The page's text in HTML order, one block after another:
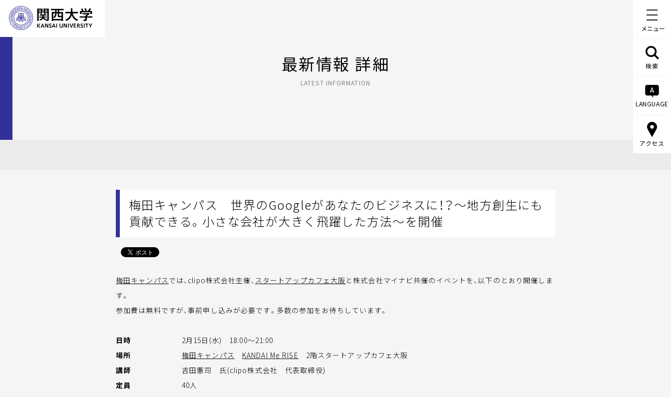
メニュー
検索
LANGUAGE
アクセス
最新情報 詳細
LATEST INFORMATION
梅田キャンパス 世界のGoogleがあなたのビジネスに！？～地方創生にも
貢献できる。小さな会社が大きく飛躍した方法～を開催
梅田キャンパスでは、clipo株式会社主催、 スタートアップカフェ大阪 と株式会社マイナビ共催のイベントを、以下のとおり開催しま
す。
参加費は無料ですが、事前申し込みが必要です。多数の参加をお待ちしています。
日時
2月15日(水) 18:00～21:00
場所
梅田キャンパス KANDAI Me RISE 2階スタートアップカフェ大阪
講師
吉田憲司 氏(clipo株式会社 代表取締役)
定員
40人